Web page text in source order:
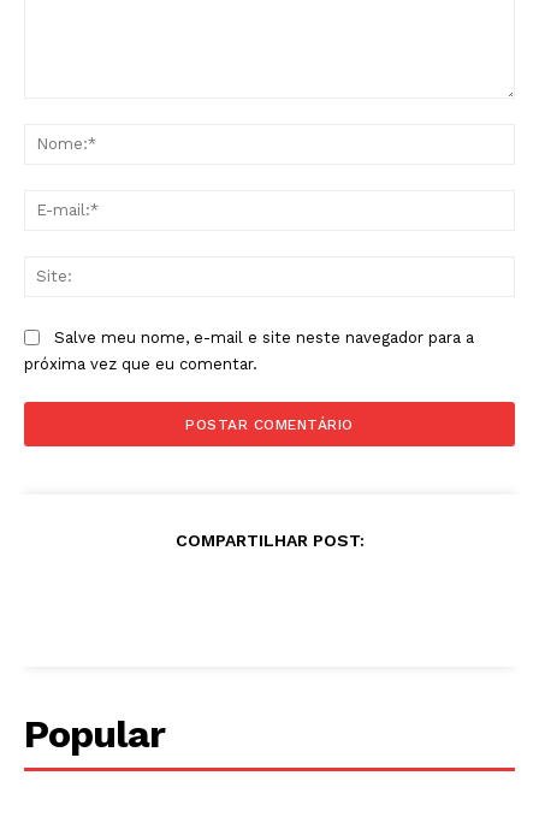
Salve meu nome, e-mail e site neste navegador para a
próxima vez que eu comentar.
COMPARTILHAR POST:
Popular